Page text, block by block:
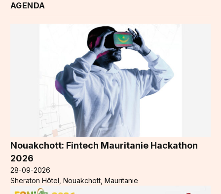
AGENDA
Nouakchott: Fintech Mauritanie Hackathon
2026
28-09-2026
Sheraton Hôtel, Nouakchott, Mauritanie